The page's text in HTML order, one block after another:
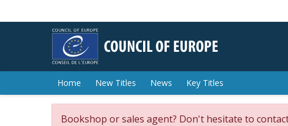
Home New Titles News Key Titles
Bookshop or sales agent? Don't hesitate to